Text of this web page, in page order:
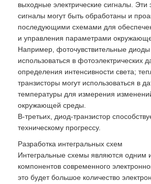
выходные электрические сигналы. Эти
сигналы могут быть обработаны и
последующими схемами для
и управления параметрами
Например, фоточувствительные диоды
использоваться в фотоэлектрических
определения интенсивности света;
транзисторы могут использоваться в
температуры для измерения
окружающей среды.
В-третьих, диод-транзистор
техническому прогрессу.
Разработка интегральных схем
Интегральные схемы являются одним
компонентов современного
это будет большое количество